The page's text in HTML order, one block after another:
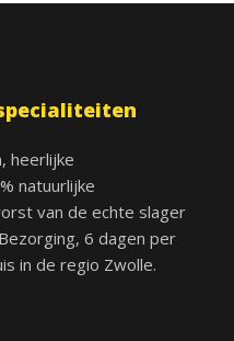
heerlijke
natuurlijke
van de echte slager
6 dagen per
in de regio Zwolle.